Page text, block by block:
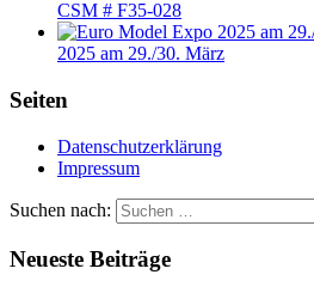
CSM # F35-028
2025 am 29./30. März
Seiten
Datenschutzerklärung
Impressum
Suchen nach:
Neueste Beiträge